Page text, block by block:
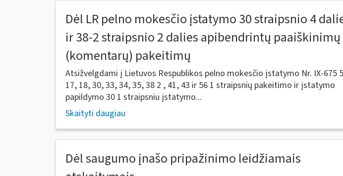
Dėl LR pelno mokesčio įstatymo 30 straipsnio 4
ir 38-2 straipsnio 2 dalies apibendrintų paaiškinimų
(komentarų) pakeitimų
Atsižvelgdami į Lietuvos Respublikos pelno mokesčio įstatymo Nr. IX-675
17, 18, 30, 33, 34, 35, 38 2 , 41, 43 ir 56 1 straipsnių pakeitimo ir įstatymo
papildymo 30 1 straipsniu įstatymo...
Skaityti daugiau
Dėl saugumo įnašo pripažinimo leidžiamais